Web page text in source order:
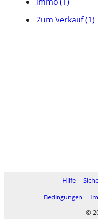
Zum Verkauf (1)
Hilfe
Bedingungen
©